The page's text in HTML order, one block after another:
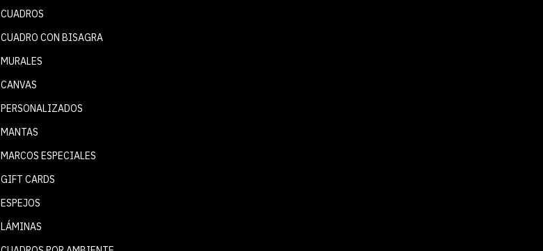
CUADROS
CUADRO CON BISAGRA
MURALES
CANVAS
PERSONALIZADOS
MANTAS
MARCOS ESPECIALES
GIFT CARDS
ESPEJOS
LÁMINAS